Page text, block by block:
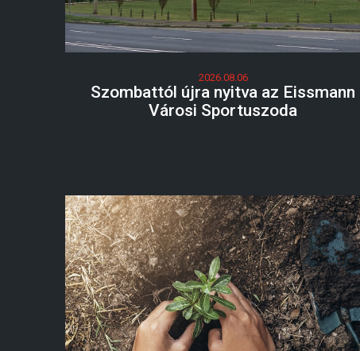
2026.08.06
Szombattól újra nyitva az Eissmann
Városi Sportuszoda